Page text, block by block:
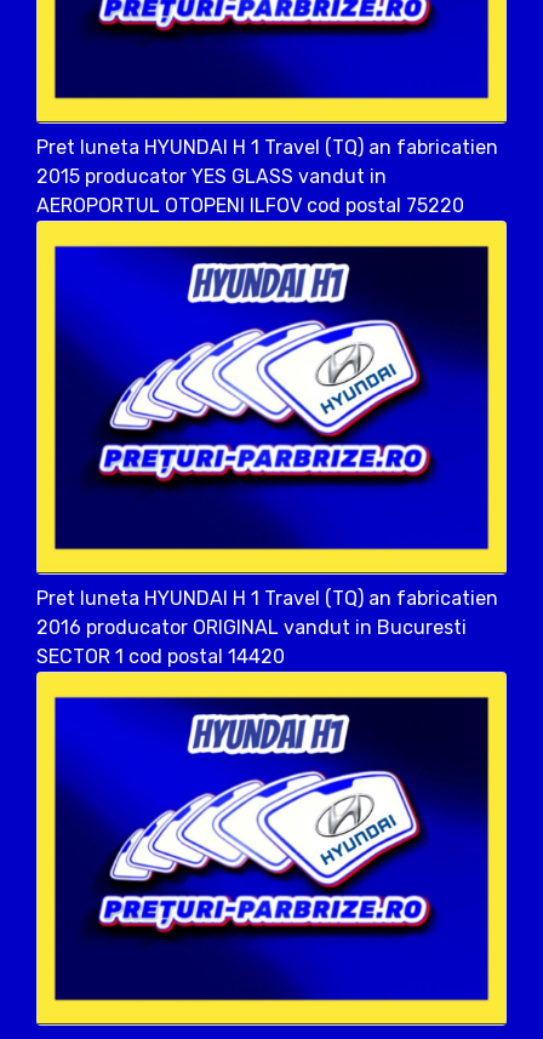
Pret luneta HYUNDAI H 1 Travel (TQ) an fabricatien
2015 producator YES GLASS vandut in
AEROPORTUL OTOPENI ILFOV cod postal 75220
Pret luneta HYUNDAI H 1 Travel (TQ) an fabricatien
2016 producator ORIGINAL vandut in Bucuresti
SECTOR 1 cod postal 14420